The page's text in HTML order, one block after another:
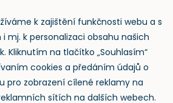
k zajištění funkčnosti webu a s
mj. k personalizaci obsahu našich
Kliknutím na tlačítko „Souhlasím“
cookies a předáním údajů o
pro zobrazení cílené reklamy na
sítích na dalších webech.